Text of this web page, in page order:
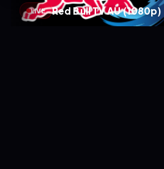
LIVE Red Bull TV AU (1080p)